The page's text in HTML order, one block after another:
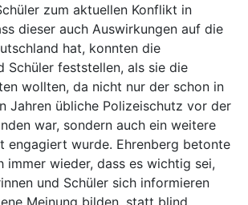
zum aktuellen Konflikt in
dieser auch Auswirkungen auf die
hat, konnten die
Schüler feststellen, als sie die
wollten, da nicht nur der schon in
Jahren übliche Polizeischutz vor der
war, sondern auch ein weitere
engagiert wurde. Ehrenberg betonte
immer wieder, dass es wichtig sei,
und Schüler sich informieren
Meinung bilden, statt blind